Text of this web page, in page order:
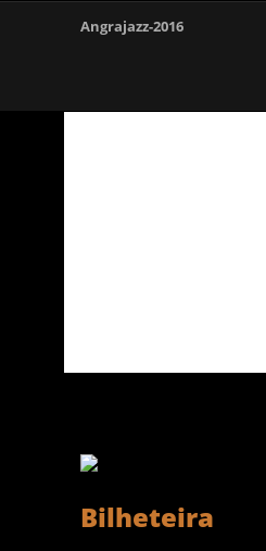
Angrajazz-2016
Bilheteira